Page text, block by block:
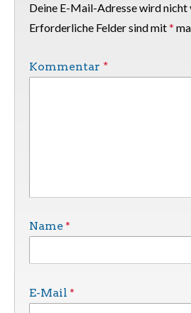
Deine E-Mail-Adresse wird
Erforderliche Felder sind mit*
Kommentar *
Name*
E-Mail *